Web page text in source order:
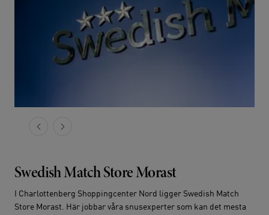
Swedish Match Store Morast
I Charlottenberg Shoppingcenter Nord ligger Swedish Match
Store Morast. Här jobbar våra snusexperter som kan det mesta